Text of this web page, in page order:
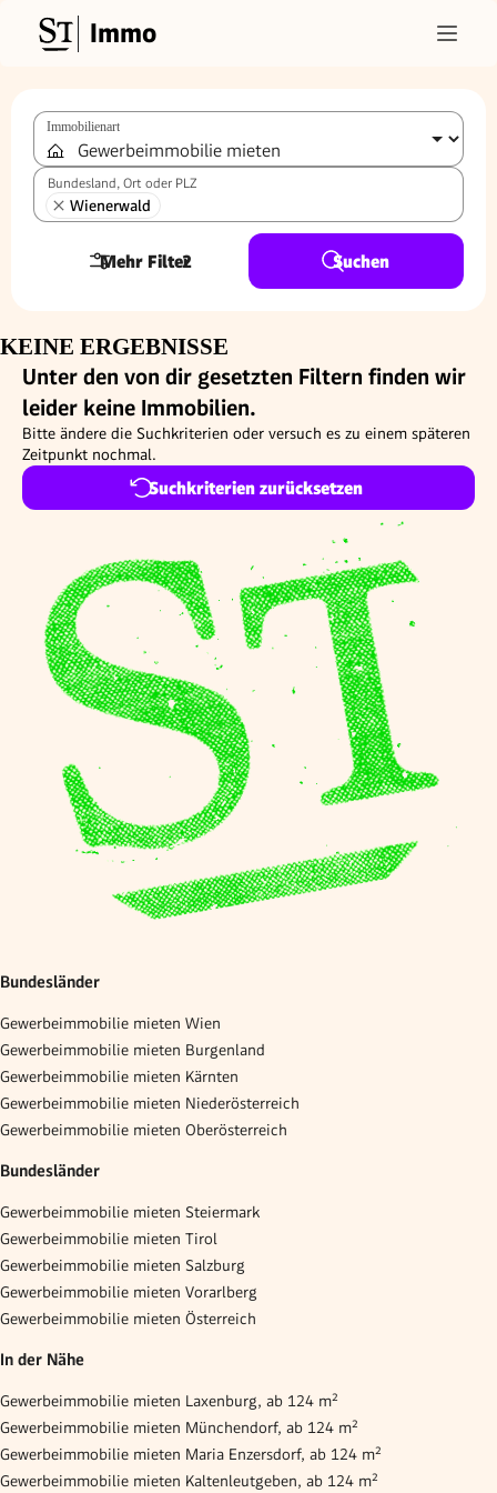
Immo
Immobilienart
Bundesland, Ort oder PLZ
Wienerwald
Mehr Filter
2 Suchen
KEINE ERGEBNISSE
Unter den von dir gesetzten Filtern finden wir
leider keine Immobilien.
Bitte ändere die Suchkriterien oder versuch es zu einem späteren
Zeitpunkt nochmal.
Suchkriterien zurücksetzen
Bundesländer
Gewerbeimmobilie mieten Wien
Gewerbeimmobilie mieten Burgenland
Gewerbeimmobilie mieten Kärnten
Gewerbeimmobilie mieten Niederösterreich
Gewerbeimmobilie mieten Oberösterreich
Bundesländer
Gewerbeimmobilie mieten Steiermark
Gewerbeimmobilie mieten Tirol
Gewerbeimmobilie mieten Salzburg
Gewerbeimmobilie mieten Vorarlberg
Gewerbeimmobilie mieten Österreich
In der Nähe
Gewerbeimmobilie mieten Laxenburg, ab 124 m²
Gewerbeimmobilie mieten Münchendorf, ab 124 m²
Gewerbeimmobilie mieten Maria Enzersdorf, ab 124 m²
Gewerbeimmobilie mieten Kaltenleutgeben, ab 124 m²